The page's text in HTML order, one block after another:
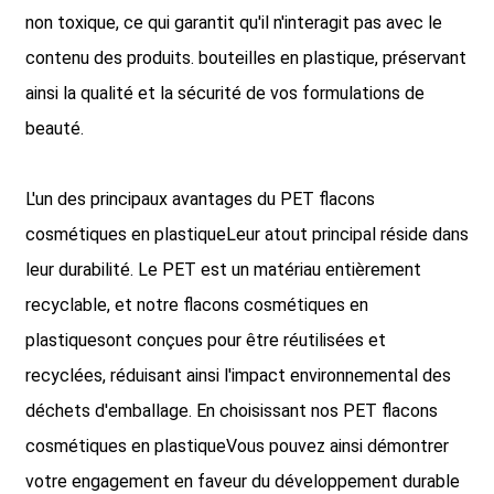
non toxique, ce qui garantit qu'il n'interagit pas avec le
contenu des produits. bouteilles en plastique, préservant
ainsi la qualité et la sécurité de vos formulations de
beauté.
L'un des principaux avantages du PET flacons
cosmétiques en plastiqueLeur atout principal réside dans
leur durabilité. Le PET est un matériau entièrement
recyclable, et notre flacons cosmétiques en
plastiquesont conçues pour être réutilisées et
recyclées, réduisant ainsi l'impact environnemental des
déchets d'emballage. En choisissant nos PET flacons
cosmétiques en plastiqueVous pouvez ainsi démontrer
votre engagement en faveur du développement durable